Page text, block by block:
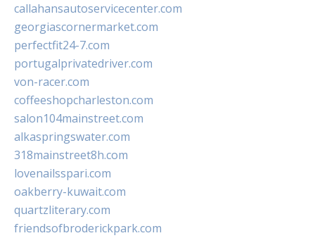
callahansautoservicecenter.com
georgiascornermarket.com
perfectfit24-7.com
portugalprivatedriver.com
von-racer.com
coffeeshopcharleston.com
salon104mainstreet.com
alkaspringswater.com
318mainstreet8h.com
lovenailsspari.com
oakberry-kuwait.com
quartzliterary.com
friendsofbroderickpark.com